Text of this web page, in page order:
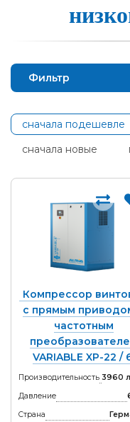
Фильтр
сначала подешевле
сначала новые
Компрессор
с прямым
частотным
VARIABLE XP-22 /
Производительность 3960
Давление
Страна